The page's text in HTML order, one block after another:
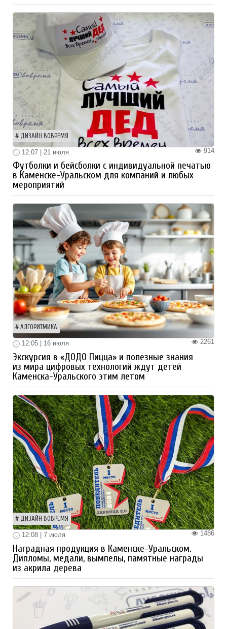
ДИЗАЙН ВОВРЕМЯ
914
12:07 | 21 июля
Футболки и бейсболки с индивидуальной печатью
в Каменске-Уральском для компаний и любых
мероприятий
АЛГОРИТМИКА
2261
12:05 | 16 июля
Экскурсия в «ДОДО Пицца» и полезные знания
из мира цифровых технологий ждут детей
Каменска-Уральского этим летом
ДИЗАЙН ВОВРЕМЯ
1486
12:08 | 7 июля
Наградная продукция в Каменске-Уральском.
Дипломы, медали, вымпелы, памятные награды
из акрила дерева